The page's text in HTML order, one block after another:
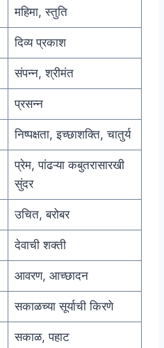
महिमा, स्तुति
दिव्य प्रकाश
संपन्न, श्रीमंत
प्रसन्न
निष्पक्षता, इच्छाशक्ति, चातुर्य
प्रेम, पांढऱ्या कबुतरासारखी
सुंदर
उचित, बरोबर
देवाची शक्ती
आवरण, आच्छादन
सकाळच्या सूर्याची किरणे
सकाळ, पहाट